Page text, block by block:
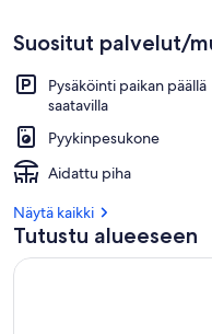
Suositut palvelut/
Pysäköinti paikan päällä
saatavilla
Pyykinpesukone
Aidattu piha
Näytä kaikki
Tutustu alueeseen